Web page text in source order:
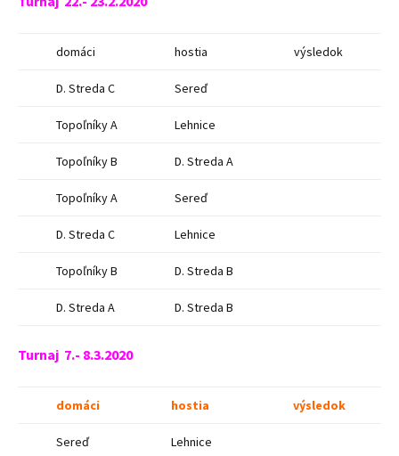
domáci hostia výsledok
D. Streda C Sereď
Topoľníky A Lehnice
Topoľníky B D. Streda A
Topoľníky A Sereď
D. Streda C Lehnice
Topoľníky B D. Streda B
D. Streda A D. Streda B
Turnaj 7.- 8.3.2020
domáci hostia výsledok
Sereď Lehnice